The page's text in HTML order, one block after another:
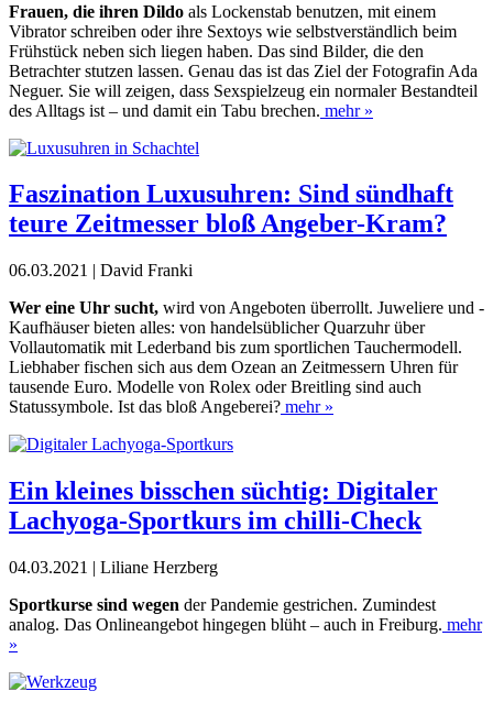
Frauen, die ihren Dildo als Lockenstab benutzen, mit einem
Vibrator schreiben oder ihre Sextoys wie selbstverständlich beim
Frühstück neben sich liegen haben. Das sind Bilder, die den
Betrachter stutzen lassen. Genau das ist das Ziel der Fotografin Ada
Neguer. Sie will zeigen, dass Sexspielzeug ein normaler Bestandteil
des Alltags ist – und damit ein Tabu brechen. mehr »
Faszination Luxusuhren: Sind sündhaft
teure Zeitmesser bloß Angeber-Kram?
06.03.2021 | David Franki
Wer eine Uhr sucht, wird von Angeboten überrollt. Juweliere und -
Kaufhäuser bieten alles: von handelsüblicher Quarzuhr über
Vollautomatik mit Lederband bis zum sportlichen Tauchermodell.
Liebhaber fischen sich aus dem Ozean an Zeitmessern Uhren für
tausende Euro. Modelle von Rolex oder Breitling sind auch
Statussymbole. Ist das bloß Angeberei? mehr »
Ein kleines bisschen süchtig: Digitaler
Lachyoga-Sportkurs im chilli-Check
04.03.2021 | Liliane Herzberg
Sportkurse sind wegen der Pandemie gestrichen. Zumindest
analog. Das Onlineangebot hingegen blüht – auch in Freiburg. mehr
»